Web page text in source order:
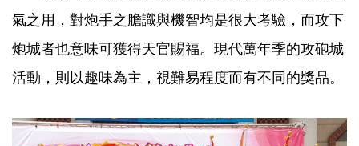
氣之用，對炮手之膽識與機智均是很大考驗，而攻下
炮城者也意味可獲得天官賜福。現代萬年季的攻砲城
活動，則以趣味為主，視難易程度而有不同的獎品。